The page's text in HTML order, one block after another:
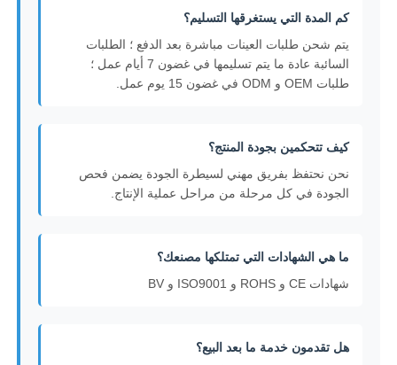
كم المدة التي يستغرقها التسليم؟
يتم شحن طلبات العينات مباشرة بعد الدفع ؛ الطلبات
السائبة عادة ما يتم تسليمها في غضون 7 أيام عمل ؛
طلبات OEM و ODM في غضون 15 يوم عمل.
كيف تتحكمين بجودة المنتج؟
نحن نحتفظ بفريق مهني لسيطرة الجودة يضمن فحص
الجودة في كل مرحلة من مراحل عملية الإنتاج.
ما هي الشهادات التي تمتلكها مصنعك؟
شهادات CE و ROHS و ISO9001 و BV
هل تقدمون خدمة ما بعد البيع؟